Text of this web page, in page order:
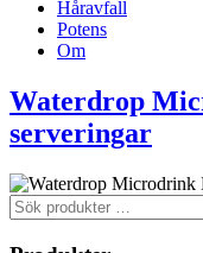
Håravfall
Potens
Om
Waterdrop
serveringar
Sök
efter: